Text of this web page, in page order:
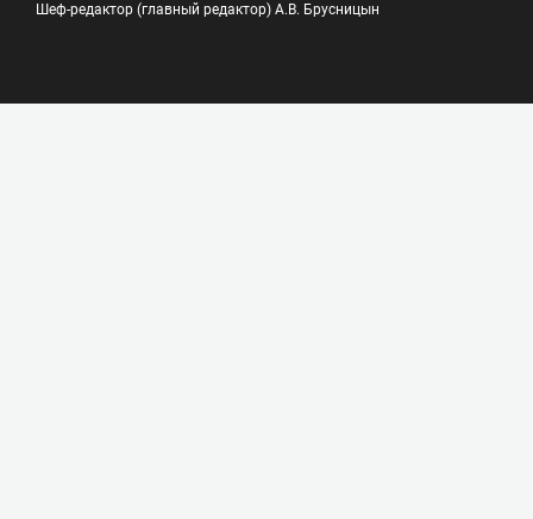
Шеф-редактор (главный редактор) А.В. Брусницын